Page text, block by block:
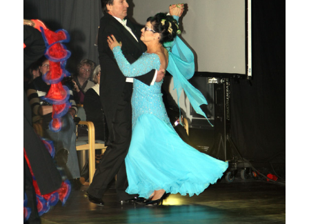
Aulis Kulmuni ja Alli Pirttimaa